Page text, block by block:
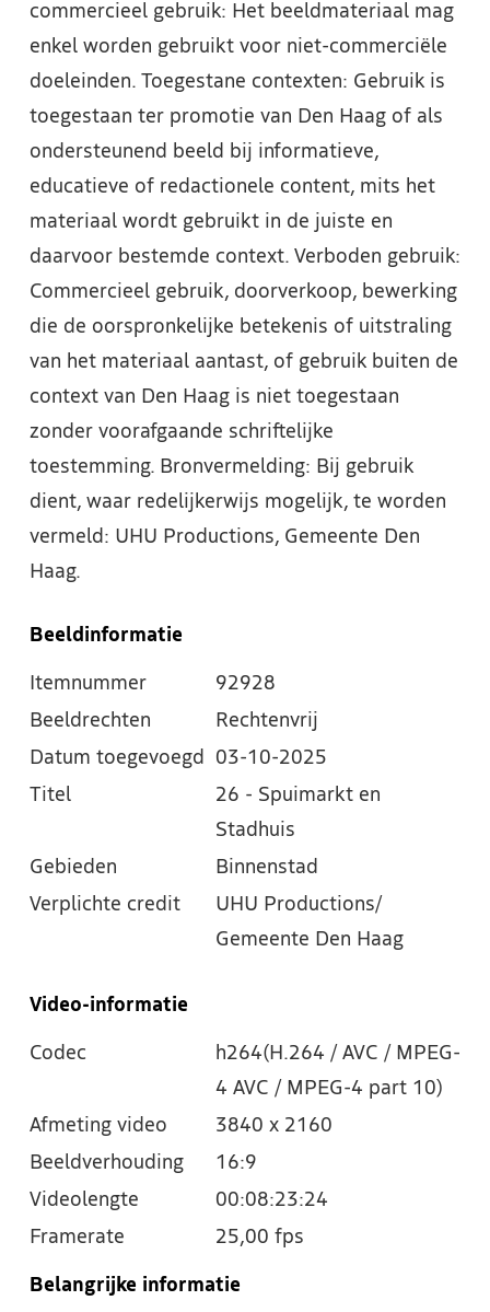
commercieel gebruik: Het beeldmateriaal mag
enkel worden gebruikt voor niet-commerciële
doeleinden. Toegestane contexten: Gebruik is
toegestaan ter promotie van Den Haag of als
ondersteunend beeld bij informatieve,
educatieve of redactionele content, mits het
materiaal wordt gebruikt in de juiste en
daarvoor bestemde context. Verboden gebruik:
Commercieel gebruik, doorverkoop, bewerking
die de oorspronkelijke betekenis of uitstraling
van het materiaal aantast, of gebruik buiten de
context van Den Haag is niet toegestaan
zonder voorafgaande schriftelijke
toestemming. Bronvermelding: Bij gebruik
dient, waar redelijkerwijs mogelijk, te worden
vermeld: UHU Productions, Gemeente Den
Haag.
Beeldinformatie
Itemnummer
92928
Beeldrechten
Rechtenvrij
Datum toegevoegd
03-10-2025
Titel
26 - Spuimarkt en
Stadhuis
Gebieden
Binnenstad
Verplichte credit
UHU Productions/
Gemeente Den Haag
Video-informatie
Codec
h264(H.264 / AVC / MPEG-
4 AVC / MPEG-4 part 10)
Afmeting video
3840 x 2160
Beeldverhouding
16:9
Videolengte
00:08:23:24
Framerate
25,00 fps
Belangrijke informatie